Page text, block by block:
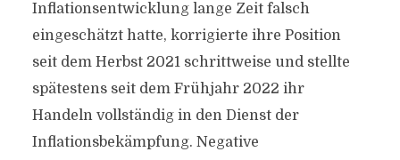
Inflationsentwicklung lange Zeit falsch
eingeschätzt hatte, korrigierte ihre Position
seit dem Herbst 2021 schrittweise und stellte
spätestens seit dem Frühjahr 2022 ihr
Handeln vollständig in den Dienst der
Inflationsbekämpfung. Negative